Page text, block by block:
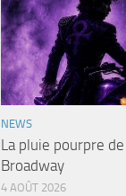
NEWS
La pluie pourpre
Broadway
4 AOÛT 2026